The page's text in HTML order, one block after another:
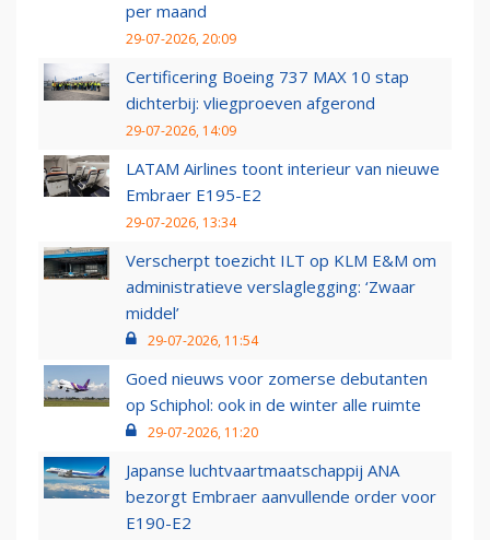
per maand
29-07-2026, 20:09
Certificering Boeing 737 MAX 10 stap
dichterbij: vliegproeven afgerond
29-07-2026, 14:09
LATAM Airlines toont interieur van nieuwe
Embraer E195-E2
29-07-2026, 13:34
Verscherpt toezicht ILT op KLM E&M om
administratieve verslaglegging: ‘Zwaar
middel’
29-07-2026, 11:54
Goed nieuws voor zomerse debutanten
op Schiphol: ook in de winter alle ruimte
29-07-2026, 11:20
Japanse luchtvaartmaatschappij ANA
bezorgt Embraer aanvullende order voor
E190-E2